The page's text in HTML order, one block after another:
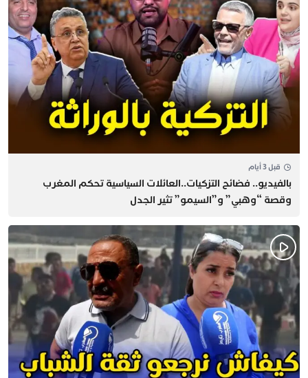
قبل 3 أيام
بالفيديو.. فضائح التزكيات..العائلات السياسية تحكم المغرب
وقصة “وهبي” و”السيمو” تثير الجدل